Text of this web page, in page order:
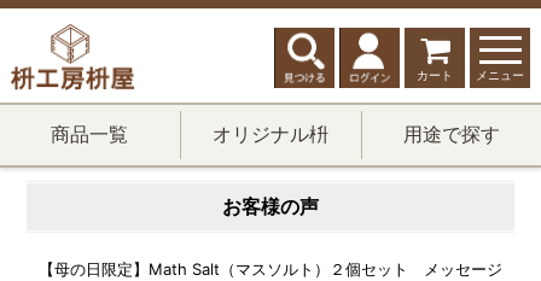
カート メニュー
商品一覧 オリジナル枡 用途で探す
お客様の声
【母の日限定】Math Salt（マスソルト）２個セット メッセージ